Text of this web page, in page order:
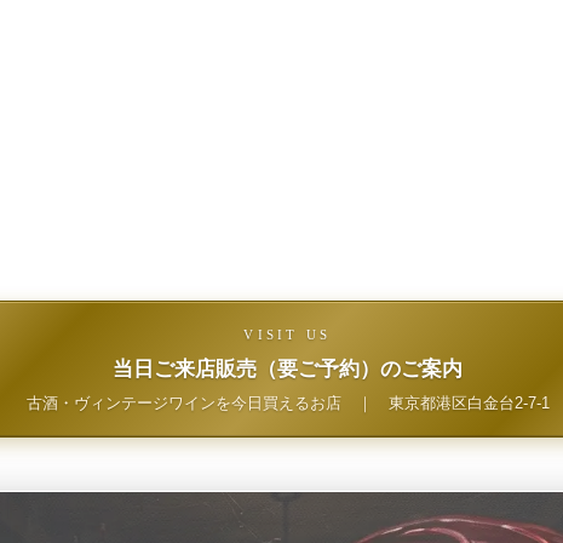
VISIT US
当日ご来店販売（要ご予約）のご案内
古酒・ヴィンテージワインを今日買えるお店｜ 東京都港区白金台2-7-1